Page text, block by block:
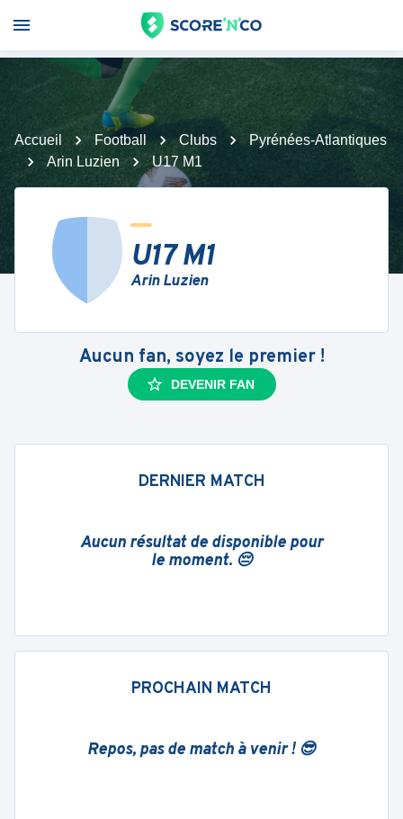
Accueil Football Clubs
Pyrénées-Atlantiques
Arin Luzien
U17 M1
U17 M1
Arin Luzien
Aucun fan, soyez le premier !
DEVENIR FAN
DERNIER MATCH
Aucun résultat de disponible pour
le moment. 😔
PROCHAIN MATCH
Repos, pas de match à venir ! 😎